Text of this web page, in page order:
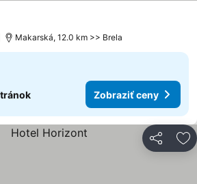
Makarská, 12.0 km >> Brela
Zobraziť ceny
Zdieľať